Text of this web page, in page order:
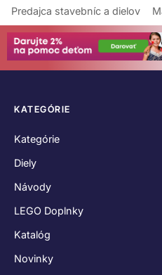
Predajca stavebníc a dielov
KATEGÓRIE
Kategórie
Diely
Návody
LEGO Doplnky
Katalóg
Novinky